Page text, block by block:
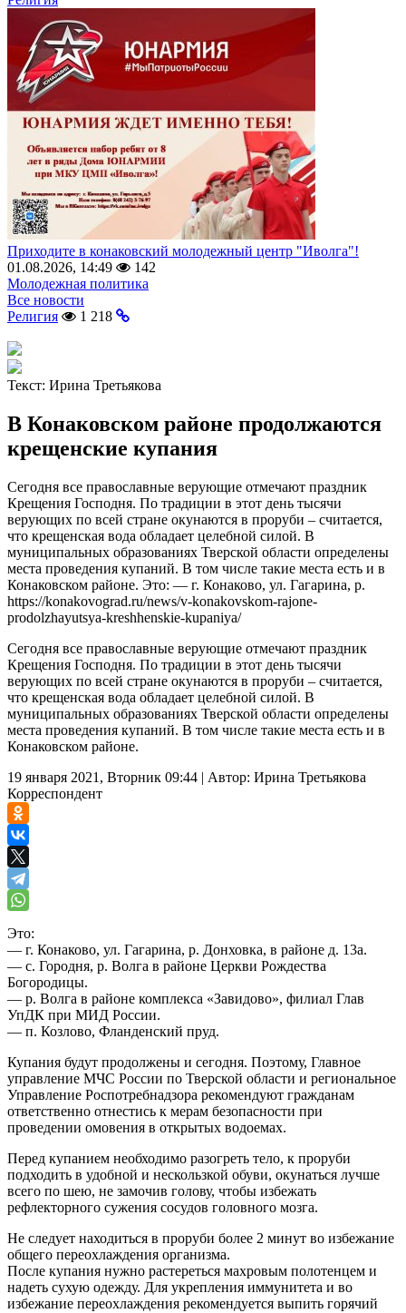
Приходите в конаковский молодежный центр "Иволга"!
01.08.2026, 14:49
142
Молодежная политика
Все новости
Религия
1 218
Текст: Ирина Третьякова
В Конаковском районе продолжаются
крещенские купания
Сегодня все православные верующие отмечают праздник
Крещения Господня. По традиции в этот день тысячи
верующих по всей стране окунаются в проруби – считается,
что крещенская вода обладает целебной силой. В
муниципальных образованиях Тверской области определены
места проведения купаний. В том числе такие места есть и в
Конаковском районе. Это: — г. Конаково, ул. Гагарина, р.
https://konakovograd.ru/news/v-konakovskom-rajone-
prodolzhayutsya-kreshhenskie-kupaniya/
Сегодня все православные верующие отмечают праздник
Крещения Господня. По традиции в этот день тысячи
верующих по всей стране окунаются в проруби – считается,
что крещенская вода обладает целебной силой. В
муниципальных образованиях Тверской области определены
места проведения купаний. В том числе такие места есть и в
Конаковском районе.
19 января 2021, Вторник 09:44 | Автор: Ирина Третьякова
Корреспондент
Это:
— г. Конаково, ул. Гагарина, р. Донховка, в районе д. 13а.
— с. Городня, р. Волга в районе Церкви Рождества
Богородицы.
— р. Волга в районе комплекса «Завидово», филиал Глав
УпДК при МИД России.
— п. Козлово, Фланденский пруд.
Купания будут продолжены и сегодня. Поэтому, Главное
управление МЧС России по Тверской области и региональное
Управление Роспотребнадзора рекомендуют гражданам
ответственно отнестись к мерам безопасности при
проведении омовения в открытых водоемах.
Перед купанием необходимо разогреть тело, к проруби
подходить в удобной и нескользкой обуви, окунаться лучше
всего по шею, не замочив голову, чтобы избежать
рефлекторного сужения сосудов головного мозга.
Не следует находиться в проруби более 2 минут во избежание
общего переохлаждения организма.
После купания нужно растереться махровым полотенцем и
надеть сухую одежду. Для укрепления иммунитета и во
избежание переохлаждения рекомендуется выпить горячий